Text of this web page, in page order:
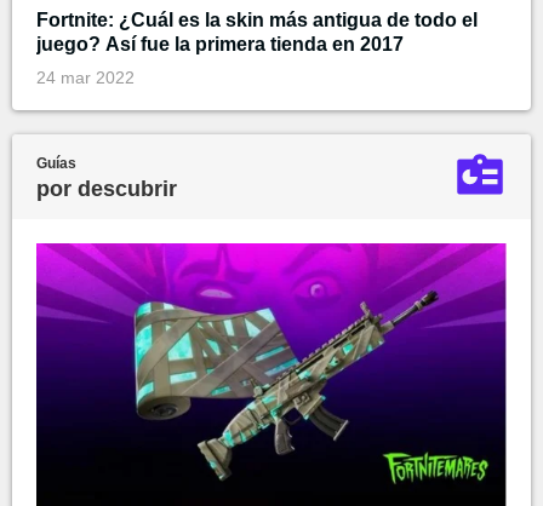
Fortnite: ¿Cuál es la skin más antigua de todo el
juego? Así fue la primera tienda en 2017
24 mar 2022
Guías
por descubrir